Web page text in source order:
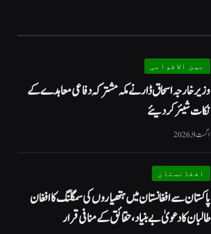
بین الاقوامی
وزیر خارجہ اسحاق ڈار نے مکہ مشترکہ دفاعی معاہدے کے
نکات شیئر کردیئے
اگست 9, 2026
افغانستان
پاکستان سے افغانستان میں ہتھیاروں کی سمگلنگ کا افغان
طالبان کا دعویٰ بے بنیاد، حقائق کے منافی قرار